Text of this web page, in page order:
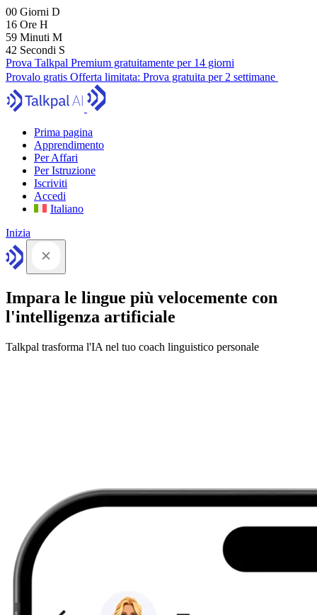
00 Giorni D
16 Ore H
59 Minuti M
42 Secondi S
Prova Talkpal Premium gratuitamente per 14 giorni
Provalo gratis Offerta limitata: Prova gratuita per 2 settimane
Prima pagina
Apprendimento
Per Affari
Per Istruzione
Iscriviti
Accedi
Italiano
Inizia
Impara le lingue più velocemente con
l'intelligenza artificiale
Talkpal trasforma l'IA nel tuo coach linguistico personale